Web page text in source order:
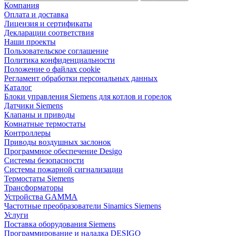
Компания
Оплата и доставка
Лицензия и сертификаты
Декларации соответствия
Наши проекты
Пользовательское соглашение
Политика конфиденциальности
Положение о файлах cookie
Регламент обработки персональных данных
Каталог
Блоки управления Siemens для котлов и горелок
Датчики Siemens
Клапаны и приводы
Комнатные термостаты
Контроллеры
Приводы воздушных заслонок
Программное обеспечение Desigo
Системы безопасности
Системы пожарной сигнализации
Термостаты Siemens
Трансформаторы
Устройства GAMMA
Частотные преобразователи Sinamics Siemens
Услуги
Поставка оборудования Siemens
Программирование и наладка DESIGO